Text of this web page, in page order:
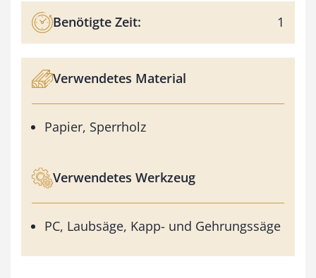
Benötigte Zeit: 1
Verwendetes Material
Papier, Sperrholz
Verwendetes Werkzeug
PC, Laubsäge, Kapp- und Gehrungssäge